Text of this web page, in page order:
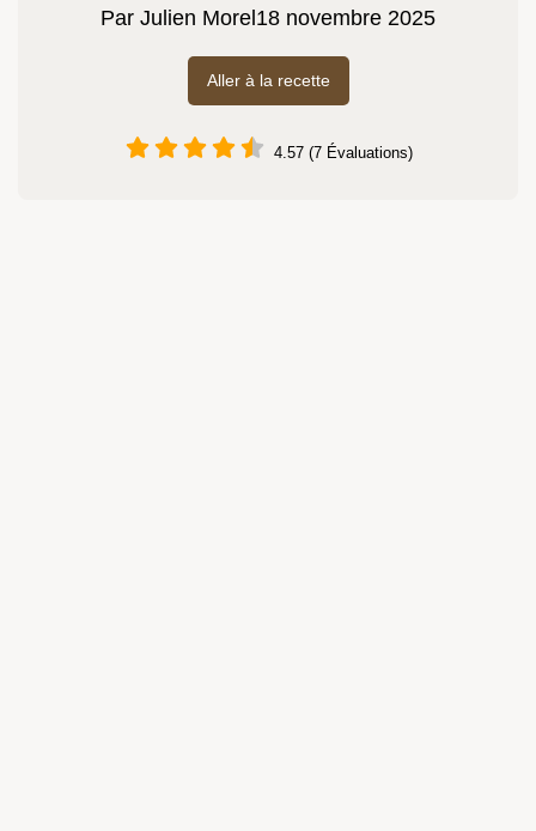
Par Julien Morel 18 novembre 2025
Aller à la recette
4.57 (7 Évaluations)